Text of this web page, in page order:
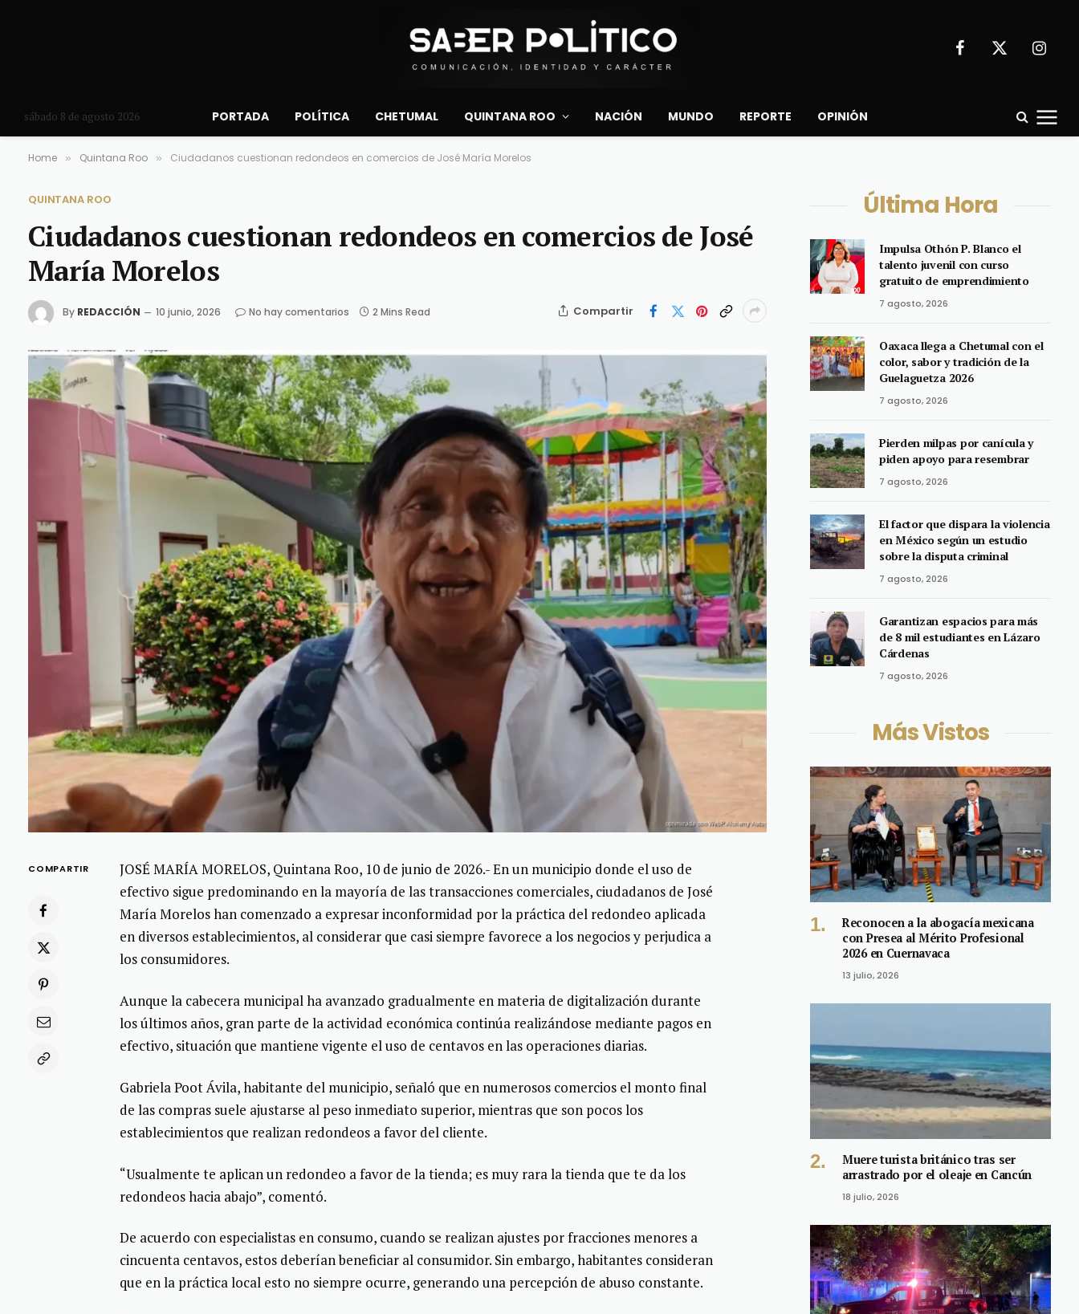
Facebook
X
sábado 8 de agosto 2026 PORTADA POLÍTICA CHETUMAL QUINTANA ROO NACIÓN MUNDO REPORTE OPINIÓN
Home » Quintana Roo » Ciudadanos cuestionan redondeos en comercios de José María Morelos
QUINTANA ROO
Ciudadanos cuestionan redondeos en comercios de José
María Morelos
By REDACCIÓN 10 junio, 2026 No hay comentarios 2 Mins Read Compartir
COMPARTIR
JOSÉ MARÍA MORELOS, Quintana Roo, 10 de junio de 2026.- En un municipio donde el uso de
efectivo sigue predominando en la mayoría de las transacciones comerciales, ciudadanos de José
María Morelos han comenzado a expresar inconformidad por la práctica del redondeo aplicada
en diversos establecimientos, al considerar que casi siempre favorece a los negocios y perjudica a
los consumidores.
Aunque la cabecera municipal ha avanzado gradualmente en materia de digitalización durante
los últimos años, gran parte de la actividad económica continúa realizándose mediante pagos en
efectivo, situación que mantiene vigente el uso de centavos en las operaciones diarias.
Gabriela Poot Ávila, habitante del municipio, señaló que en numerosos comercios el monto final
de las compras suele ajustarse al peso inmediato superior, mientras que son pocos los
establecimientos que realizan redondeos a favor del cliente.
“Usualmente te aplican un redondeo a favor de la tienda; es muy rara la tienda que te da los
redondeos hacia abajo”, comentó.
De acuerdo con especialistas en consumo, cuando se realizan ajustes por fracciones menores a
cincuenta centavos, estos deberían beneficiar al consumidor. Sin embargo, habitantes consideran
que en la práctica local esto no siempre ocurre, generando una percepción de abuso constante.
Última Hora
Impulsa Othón P. Blanco el
talento juvenil con curso
gratuito de emprendimiento
7 agosto, 2026
Oaxaca llega a Chetumal con el
color, sabor y tradición de la
Guelaguetza 2026
7 agosto, 2026
Pierden milpas por canícula y
piden apoyo para resembrar
7 agosto, 2026
El factor que dispara la violencia
en México según un estudio
sobre la disputa criminal
7 agosto, 2026
Garantizan espacios para más
de 8 mil estudiantes en Lázaro
Cárdenas
7 agosto, 2026
Más Vistos
Reconocen a la abogacía mexicana
con Presea al Mérito Profesional
2026 en Cuernavaca
13 julio, 2026
Muere turista británico tras ser
arrastrado por el oleaje en Cancún
18 julio, 2026